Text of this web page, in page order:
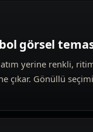
görsel
yerine renkli,
çıkar. Gönüllü